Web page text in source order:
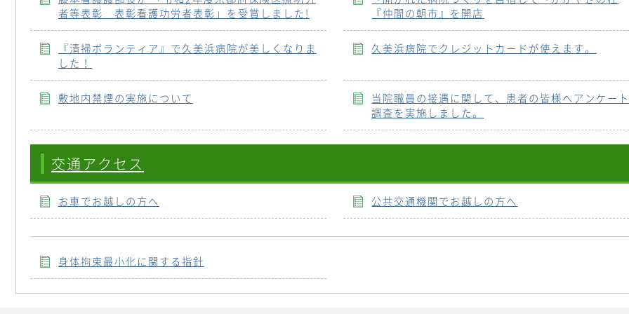
者等表彰 表彰看護功労者表彰」を受賞しました!
『仲間の朝市』を開店
『清掃ボランティア』で久美浜病院が美しくなりま
した！
久美浜病院でクレジットカードが使えます。
敷地内禁煙の実施について
当院職員の接遇に関して、患者の皆様へアンケー
調査を実施しました。
交通アクセス
お車でお越しの方へ 公共交通機関でお越しの方へ
身体拘束最小化に関する指針